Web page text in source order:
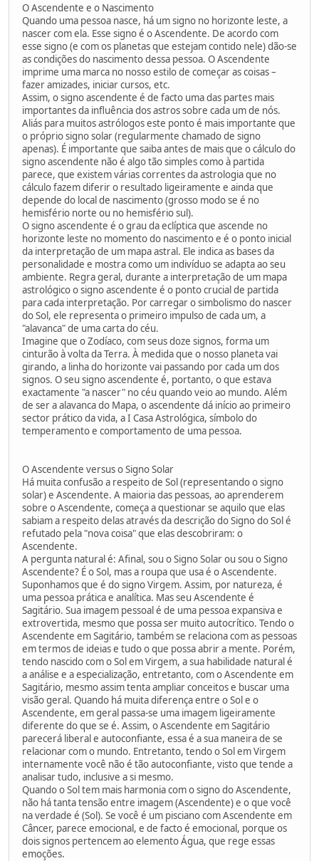
O Ascendente e o Nascimento
Quando uma pessoa nasce, há um signo no horizonte leste, a
nascer com ela. Esse signo é o Ascendente. De acordo com
esse signo (e com os planetas que estejam contido nele) dão-se
as condições do nascimento dessa pessoa. O Ascendente
imprime uma marca no nosso estilo de começar as coisas –
fazer amizades, iniciar cursos, etc.
Assim, o signo ascendente é de facto uma das partes mais
importantes da influência dos astros sobre cada um de nós.
Aliás para muitos astrólogos este ponto é mais importante que
o próprio signo solar (regularmente chamado de signo
apenas). É importante que saiba antes de mais que o cálculo do
signo ascendente não é algo tão simples como à partida
parece, que existem várias correntes da astrologia que no
cálculo fazem diferir o resultado ligeiramente e ainda que
depende do local de nascimento (grosso modo se é no
hemisfério norte ou no hemisfério sul).
O signo ascendente é o grau da eclíptica que ascende no
horizonte leste no momento do nascimento e é o ponto inicial
da interpretação de um mapa astral. Ele indica as bases da
personalidade e mostra como um indivíduo se adapta ao seu
ambiente. Regra geral, durante a interpretação de um mapa
astrológico o signo ascendente é o ponto crucial de partida
para cada interpretação. Por carregar o simbolismo do nascer
do Sol, ele representa o primeiro impulso de cada um, a
"alavanca" de uma carta do céu.
Imagine que o Zodíaco, com seus doze signos, forma um
cinturão à volta da Terra. À medida que o nosso planeta vai
girando, a linha do horizonte vai passando por cada um dos
signos. O seu signo ascendente é, portanto, o que estava
exactamente "a nascer" no céu quando veio ao mundo. Além
de ser a alavanca do Mapa, o ascendente dá início ao primeiro
sector prático da vida, a I Casa Astrológica, símbolo do
temperamento e comportamento de uma pessoa.
O Ascendente versus o Signo Solar
Há muita confusão a respeito de Sol (representando o signo
solar) e Ascendente. A maioria das pessoas, ao aprenderem
sobre o Ascendente, começa a questionar se aquilo que elas
sabiam a respeito delas através da descrição do Signo do Sol é
refutado pela "nova coisa" que elas descobriram: o
Ascendente.
A pergunta natural é: Afinal, sou o Signo Solar ou sou o Signo
Ascendente? É o Sol, mas a roupa que usa é o Ascendente.
Suponhamos que é do signo Virgem. Assim, por natureza, é
uma pessoa prática e analítica. Mas seu Ascendente é
Sagitário. Sua imagem pessoal é de uma pessoa expansiva e
extrovertida, mesmo que possa ser muito autocrítico. Tendo o
Ascendente em Sagitário, também se relaciona com as pessoas
em termos de ideias e tudo o que possa abrir a mente. Porém,
tendo nascido com o Sol em Virgem, a sua habilidade natural é
a análise e a especialização, entretanto, com o Ascendente em
Sagitário, mesmo assim tenta ampliar conceitos e buscar uma
visão geral. Quando há muita diferença entre o Sol e o
Ascendente, em geral passa-se uma imagem ligeiramente
diferente do que se é. Assim, o Ascendente em Sagitário
parecerá liberal e autoconfiante, essa é a sua maneira de se
relacionar com o mundo. Entretanto, tendo o Sol em Virgem
internamente você não é tão autoconfiante, visto que tende a
analisar tudo, inclusive a si mesmo.
Quando o Sol tem mais harmonia com o signo do Ascendente,
não há tanta tensão entre imagem (Ascendente) e o que você
na verdade é (Sol). Se você é um pisciano com Ascendente em
Câncer, parece emocional, e de facto é emocional, porque os
dois signos pertencem ao elemento Água, que rege essas
emoções.